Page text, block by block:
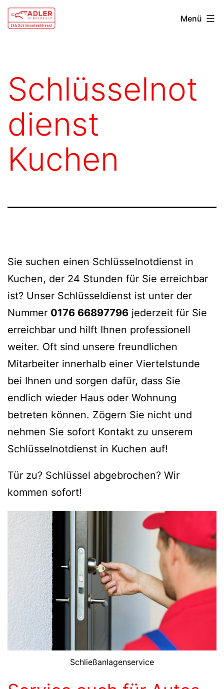
Zum
Inhalt
Schlüsseldienst
Menü
Schlüsselnot
dienst
Kuchen
Sie suchen einen Schlüsselnotdienst in
Kuchen, der 24 Stunden für Sie erreichbar
ist? Unser Schlüsseldienst ist unter der
Nummer 0176 66897796 jederzeit für Sie
erreichbar und hilft Ihnen professionell
weiter. Oft sind unsere freundlichen
Mitarbeiter innerhalb einer Viertelstunde
bei Ihnen und sorgen dafür, dass Sie
endlich wieder Haus oder Wohnung
betreten können. Zögern Sie nicht und
nehmen Sie sofort Kontakt zu unserem
Schlüsselnotdienst in Kuchen auf!
Tür zu? Schlüssel abgebrochen? Wir
kommen sofort!
Schließanlagenservice